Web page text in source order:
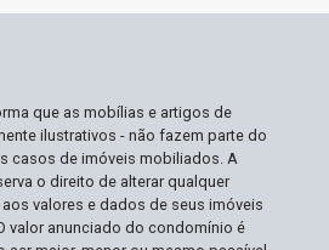
que as mobílias e artigos de
ilustrativos - não fazem parte do
casos de imóveis mobiliados. A
o direito de alterar qualquer
valores e dados de seus imóveis
valor anunciado do condomínio é